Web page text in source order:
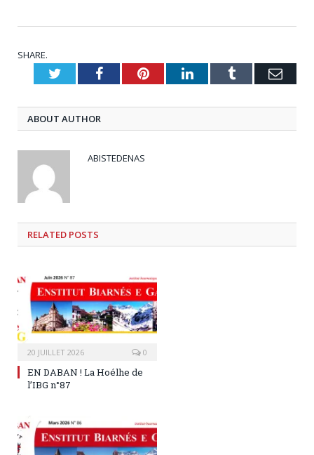
SHARE.
TwitterFacebookPinterestLinkedInTumblr
ABOUT AUTHOR
ABISTEDENAS
RELATED POSTS
20 JUILLET 2026 0
EN DABAN ! La Hoélhe de
l’IBG n°87